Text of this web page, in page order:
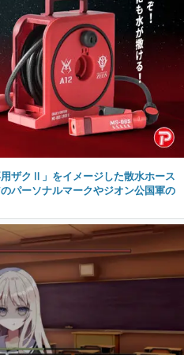
ザクⅡ」をイメージした散水ホース
パーソナルマークやジオン公国軍の